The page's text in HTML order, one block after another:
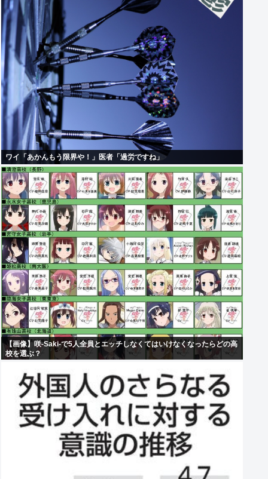
ワイ「あかんもう限界や！」医者「過労ですね」
【画像】咲-Saki-で5人全員とエッチしなくてはいけなくなったらどの高
校を選ぶ？